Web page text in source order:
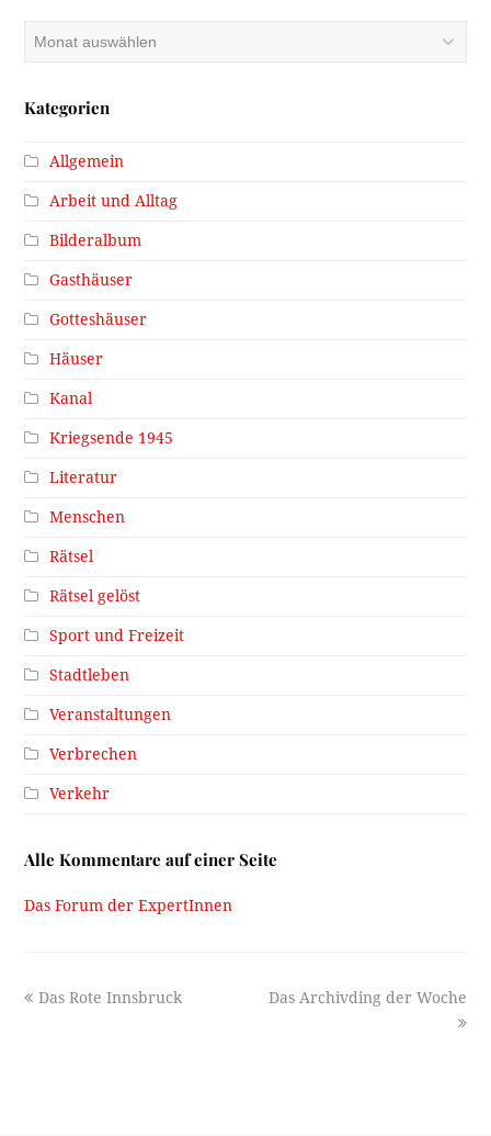
Kategorien
Allgemein
Arbeit und Alltag
Bilderalbum
Gasthäuser
Gotteshäuser
Häuser
Kanal
Kriegsende 1945
Literatur
Menschen
Rätsel
Rätsel gelöst
Sport und Freizeit
Stadtleben
Veranstaltungen
Verbrechen
Verkehr
Alle Kommentare auf einer Seite
Das Forum der ExpertInnen
previous
Das Rote Innsbruck
next
Das Archivding der Woche